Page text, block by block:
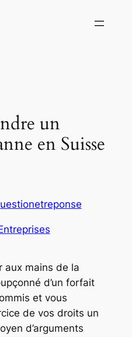
un
en Suisse
aux mains de la
d’un forfait
et vous
de vos droits un
d’arguments